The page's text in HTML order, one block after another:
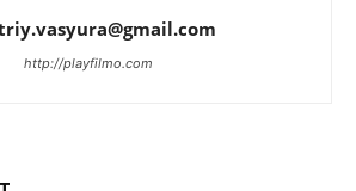
http://playfilmo.com